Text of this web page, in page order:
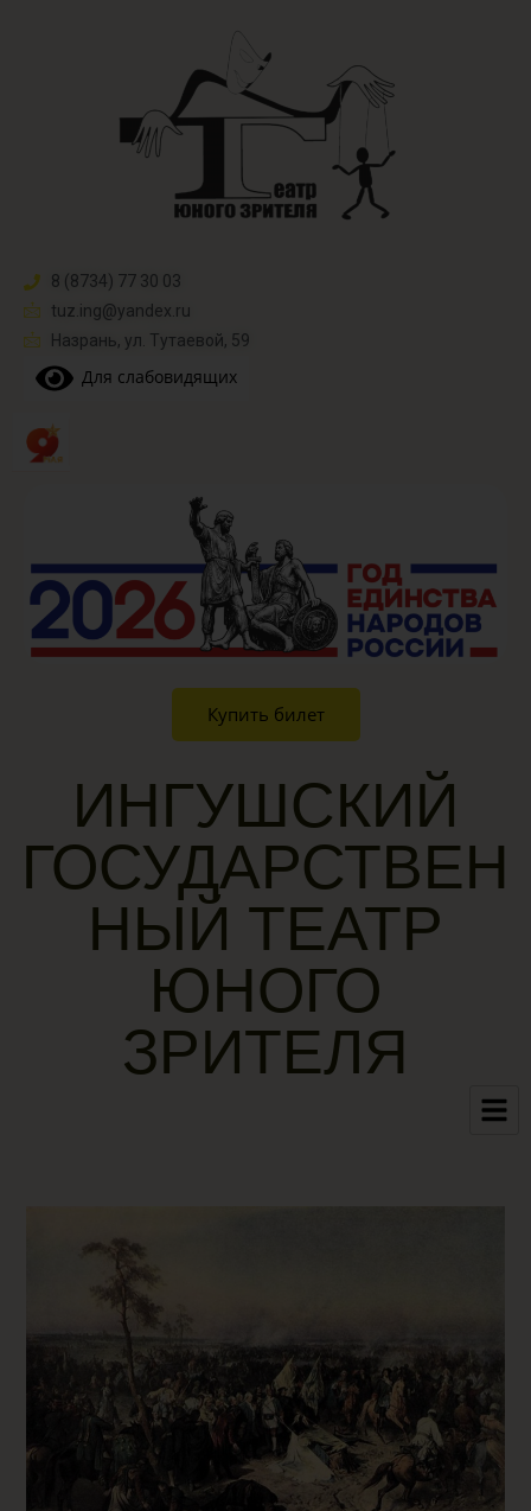
8 (8734) 77 30 03
tuz.ing@yandex.ru​
Назрань, ул. Тутаевой, 59
Для слабовидящих
Купить билет
ИНГУШСКИЙ
ГОСУДАРСТВЕН
НЫЙ ТЕАТР
ЮНОГО
ЗРИТЕЛЯ